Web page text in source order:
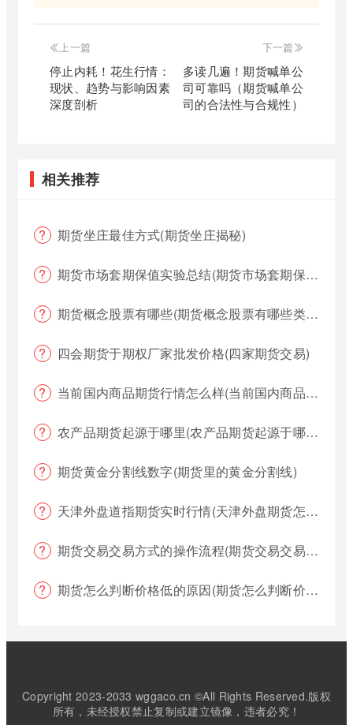
上一篇
停止内耗！花生行情：
现状、趋势与影响因素
深度剖析
下一篇
多读几遍！期货喊单公
司可靠吗（期货喊单公
司的合法性与合规性）
相关推荐
期货坐庄最佳方式(期货坐庄揭秘)
期货市场套期保值实验总结(期货市场套期保值实验总结报告)
期货概念股票有哪些(期货概念股票有哪些类型)
四会期货于期权厂家批发价格(四家期货交易)
当前国内商品期货行情怎么样(当前国内商品期货行情怎么样了)
农产品期货起源于哪里(农产品期货起源于哪里的)
期货黄金分割线数字(期货里的黄金分割线)
天津外盘道指期货实时行情(天津外盘期货怎么交易)
期货交易交易方式的操作流程(期货交易交易方式的操作流程是什么)
期货怎么判断价格低的原因(期货怎么判断价格低的原因呢)
Copyright 2023-2033 wggaco.cn ©All Rights Reserved.版权
所有，未经授权禁止复制或建立镜像，违者必究！